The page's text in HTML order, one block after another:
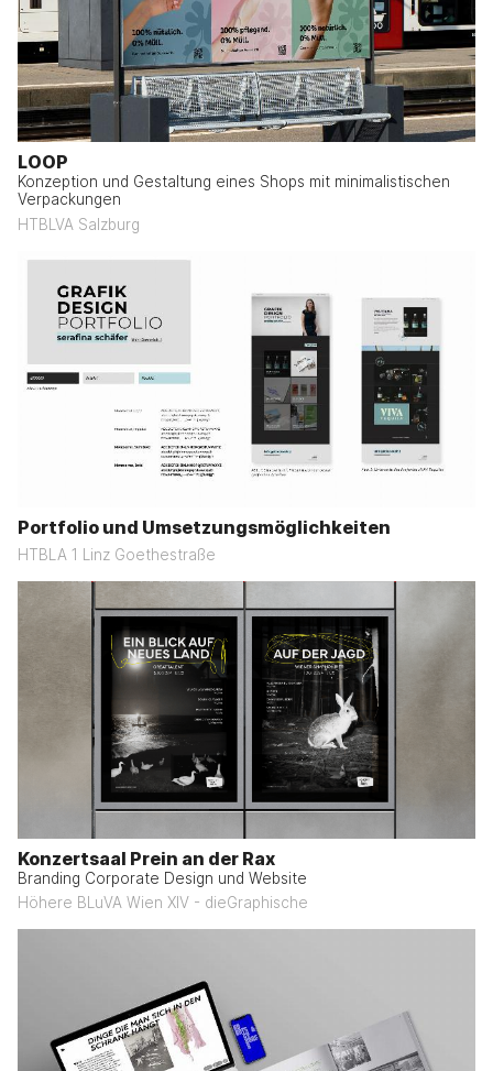
LOOP
Konzeption und Gestaltung eines Shops mit minimalistischen
Verpackungen
HTBLVA Salzburg
Portfolio und Umsetzungsmöglichkeiten
HTBLA 1 Linz Goethestraße
Konzertsaal Prein an der Rax
Branding Corporate Design und Website
Höhere BLuVA Wien XIV - dieGraphische